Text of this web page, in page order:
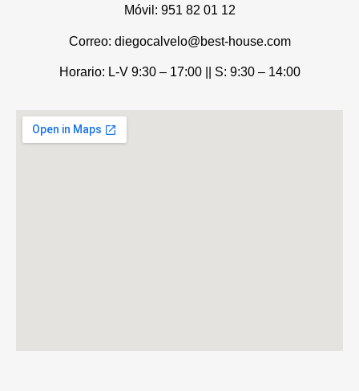
Móvil: 951 82 01 12
Correo: diegocalvelo@best-house.com
Horario: L-V 9:30 – 17:00 || S: 9:30 – 14:00